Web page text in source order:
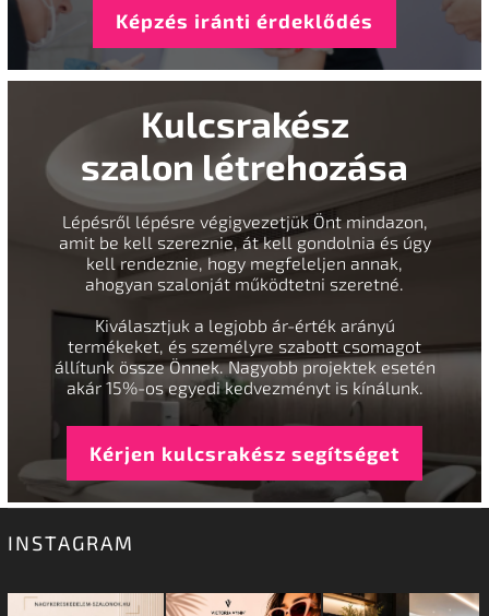
Képzés iránti érdeklődés
Kulcsrakész
szalon létrehozása
Lépésről lépésre végigvezetjük Önt mindazon,
amit be kell szereznie, át kell gondolnia és úgy
kell rendeznie, hogy megfeleljen annak,
ahogyan szalonját működtetni szeretné.
Kiválasztjuk a legjobb ár-érték arányú
termékeket, és személyre szabott csomagot
állítunk össze Önnek. Nagyobb projektek esetén
akár 15%-os egyedi kedvezményt is kínálunk.
Kérjen kulcsrakész segítséget
INSTAGRAM